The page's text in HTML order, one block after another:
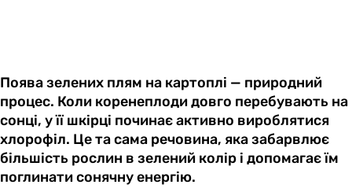
Поява зелених плям на картоплі — природний
процес. Коли коренеплоди довго перебувають на
сонці, у її шкірці починає активно вироблятися
хлорофіл. Це та сама речовина, яка забарвлює
більшість рослин в зелений колір і допомагає їм
поглинати сонячну енергію.